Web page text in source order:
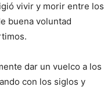
vivir y morir entre los
buena voluntad
dar un vuelco a los
con los siglos y